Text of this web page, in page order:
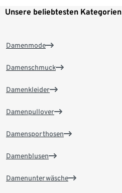
Unsere beliebtesten Kategorien
Damenmode
Damenschmuck
Damenkleider
Damenpullover
Damensporthosen
Damenblusen
Damenunterwäsche